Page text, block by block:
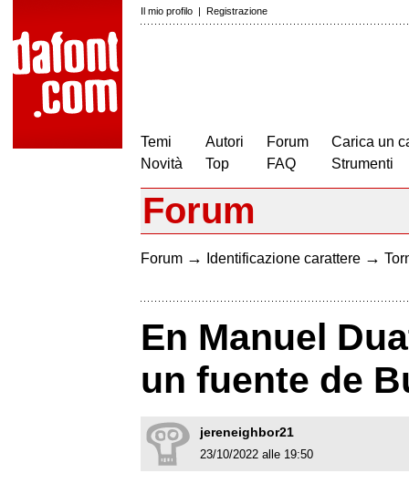
Il mio profilo | Registrazione
Temi
Novità
Autori
Top
Forum
FAQ
Carica un
Strumenti
Forum
Forum → Identificazione carattere →
En Manuel
un fuente de
jereneighbor21
23/10/2022 alle 19:50